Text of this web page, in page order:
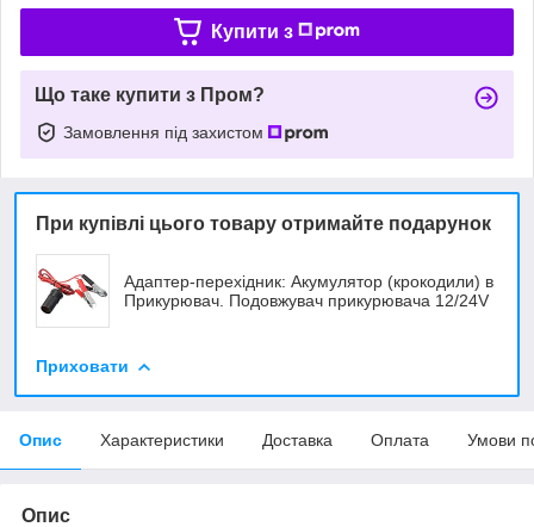
Купити з
Що таке купити з Пром?
Замовлення під захистом
При купівлі цього товару отримайте подарунок
Адаптер-перехідник: Акумулятор (крокодили) в
Прикурювач. Подовжувач прикурювача 12/24V
Приховати
Опис Характеристики Доставка Оплата Умови
Опис